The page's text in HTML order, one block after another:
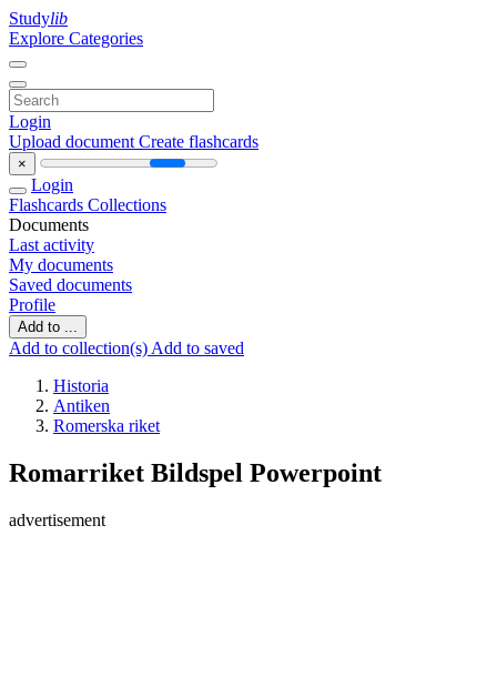
Studylib
Explore Categories
Login
Upload document Create flashcards
×
Login
Flashcards Collections
Documents
Last activity
My documents
Saved documents
Profile
Add to ...
Add to collection(s) Add to saved
Historia
Antiken
Romerska riket
Romarriket Bildspel Powerpoint
advertisement